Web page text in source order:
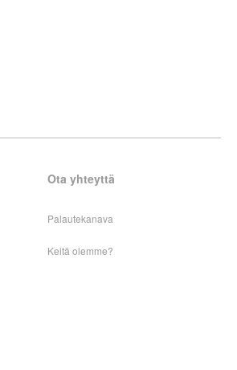
Ota yhteyttä
Palautekanava
Keitä olemme?